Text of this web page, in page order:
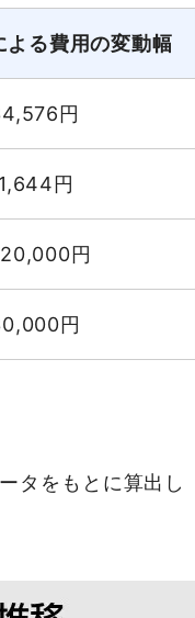
よる費用の変動幅
円
円
円
円
タをもとに算出し